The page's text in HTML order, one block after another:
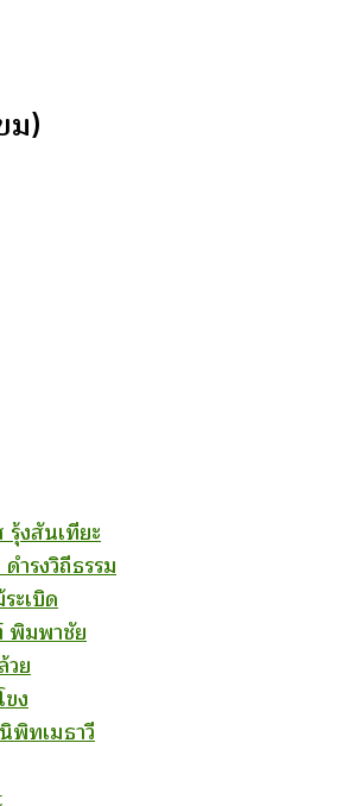
ม)
งสันเทียะ
ำรงวิถีธรรม
ะเบิด
พิมพาชัย
วย
ง
พิทเมธาวี